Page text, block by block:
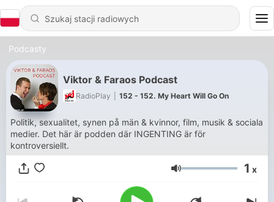
Podcasty
Viktor & Faraos Podcast
RadioPlay 152 - 152. My Heart Will Go On
Politik, sexualitet, synen på män & kvinnor, film, musik & sociala
medier. Det här är podden där INGENTING är för
kontroversiellt.
Głośność 1 x